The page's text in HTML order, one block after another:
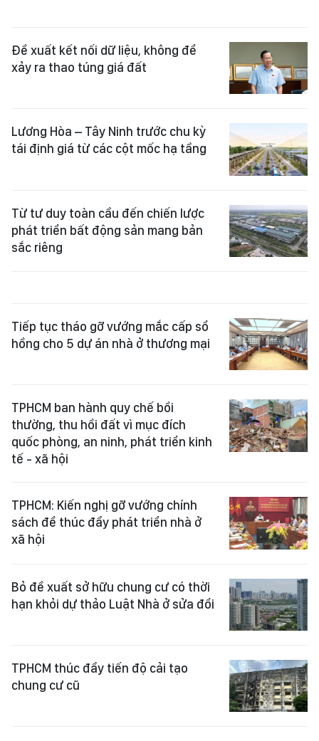
Đề xuất kết nối dữ liệu, không để
xảy ra thao túng giá đất
Lương Hòa – Tây Ninh trước chu kỳ
tái định giá từ các cột mốc hạ tầng
Từ tư duy toàn cầu đến chiến lược
phát triển bất động sản mang bản
sắc riêng
Tiếp tục tháo gỡ vướng mắc cấp sổ
hồng cho 5 dự án nhà ở thương mại
TPHCM ban hành quy chế bồi
thường, thu hồi đất vì mục đích
quốc phòng, an ninh, phát triển kinh
tế - xã hội
TPHCM: Kiến nghị gỡ vướng chính
sách để thúc đẩy phát triển nhà ở
xã hội
Bỏ đề xuất sở hữu chung cư có thời
hạn khỏi dự thảo Luật Nhà ở sửa đổi
TPHCM thúc đẩy tiến độ cải tạo
chung cư cũ